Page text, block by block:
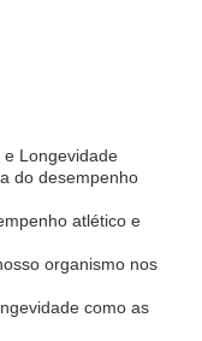
Longevidade
do desempenho
atlético e
organismo nos
como as